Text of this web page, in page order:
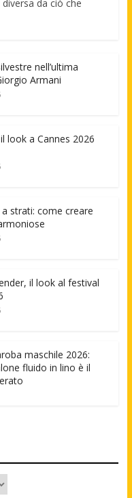
da ciò che
nell’ultima
Armani
look a Cannes 2026
strati: come creare
il look al festival
maschile 2026:
fluido in lino è il